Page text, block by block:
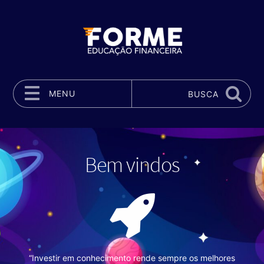
MENU BUSCA
Bem vindos
“Investir em conhecimento rende sempre os melhores